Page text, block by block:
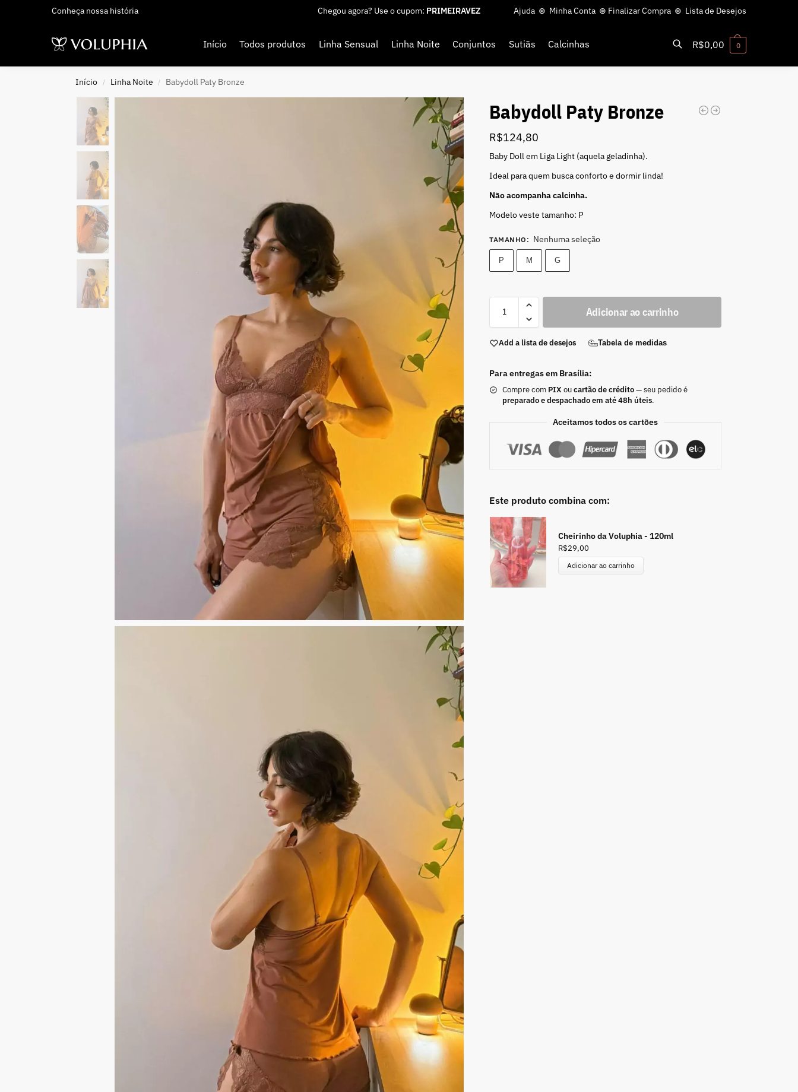
Conheça nossa história Chegou agora? Use o cupom: PRIMEIRAVEZ Ajuda ⊛ Minha Conta ⊛ Finalizar Compra ⊛ Lista de Desejos
Início Todos produtos Linha Sensual Linha Noite Conjuntos Sutiãs Calcinhas
Adicionados Recentemente
R$0,00 0
Início / Linha Noite / Babydoll Paty Bronze
Babydoll Paty Bronze
R$124,80
Baby Doll em Liga Light (aquela geladinha).
Ideal para quem busca conforto e dormir linda!
Não acompanha calcinha.
Modelo veste tamanho: P
TAMANHO : Nenhuma seleção
P M G
Adicionar ao carrinho
Add a lista de desejos Tabela de medidas
Para entregas em Brasília:
Compre com PIX oucartão de crédito— seu pedido é
preparado e despachado em até 48h úteis.
Aceitamos todos os cartões
Este produto combina com:
Cheirinho da Voluphia - 120ml
R$29,00
Adicionar ao carrinho